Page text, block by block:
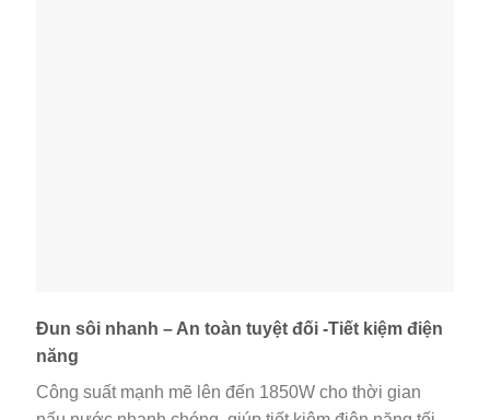
Đun sôi nhanh – An toàn tuyệt đối -Tiết kiệm điện
năng
Công suất mạnh mẽ lên đến 1850W cho thời gian